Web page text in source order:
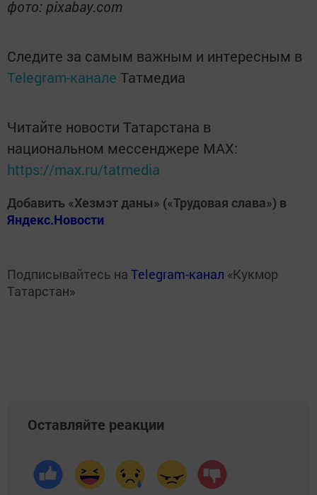
фото: pixabay.com
Следите за самым важным и интересным в
Telegram-канале Татмедиа
Читайте новости Татарстана в
национальном мессенджере MАХ:
https://max.ru/tatmedia
Добавить «Хезмэт даны» («Трудовая слава») в
Яндекс.Новости
Подписывайтесь на Telegram-канал «Кукмор
Татарстан»
Оставляйте реакции